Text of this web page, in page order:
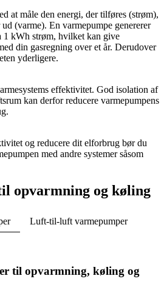
at måle den energi, der tilføres (strøm),
(varme). En varmepumpe genererer
1 kWh strøm, hvilket kan give
din gasregning over et år. Derudover
yderligere.
effektivitet. God isolation af
kan derfor reducere varmepumpens
og reducere dit elforbrug bør du
med andre systemer såsom
opvarmning og køling
Luft-til-luft varmepumper
til opvarmning, køling og